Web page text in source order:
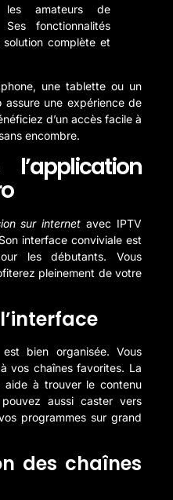
les amateurs de
fonctionnalités
complète et
une tablette ou un
assure une expérience de
d’un accès facile à
encombre.
sur internet avec IPTV
interface conviviale est
les débutants. Vous
pleinement de votre
bien organisée. Vous
vos chaînes favorites. La
aide à trouver le contenu
aussi caster vers
programmes sur grand
des chaînes